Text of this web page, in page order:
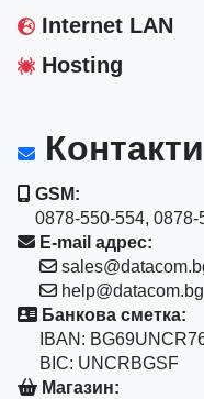
Internet LAN
Hosting
Контакти
GSM:
0878-550-554, 0878-
E-mail адрес:
help@datacom.bg
Банкова сметка:
IBAN:
BIC: UNCRBGSF
Магазин: